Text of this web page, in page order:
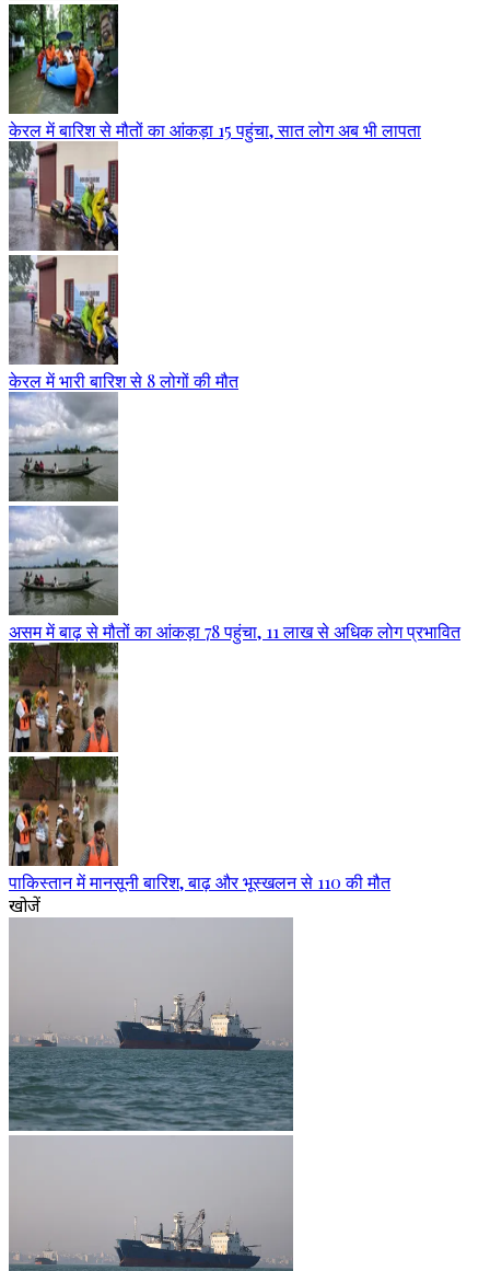
केरल में बारिश से मौतों का आंकड़ा 15 पहुंचा, सात लोग अब भी लापता
केरल में भारी बारिश से 8 लोगों की मौत
असम में बाढ़ से मौतों का आंकड़ा 78 पहुंचा, 11 लाख से अधिक लोग प्रभावित
पाकिस्तान में मानसूनी बारिश, बाढ़ और भूस्खलन से 110 की मौत
खोजें